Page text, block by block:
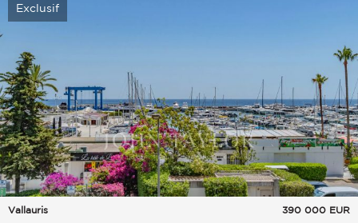
Exclusif
Vallauris
390 000 EUR